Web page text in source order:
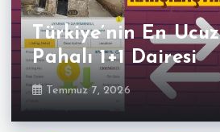
Türkiye’nin En
Pahalı 1+1 Dairesi
Temmuz 7, 2026